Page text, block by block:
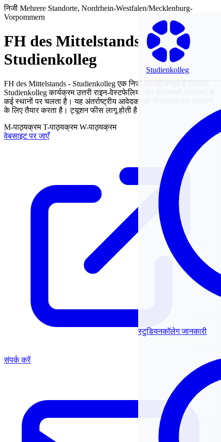
Studienkolleg
स्टुडियनकॉलेग जानकारी
निजी Mehrere Standorte, Nordrhein-Westfalen/Mecklenburg-
Vorpommern
FH des Mittelstands -
Studienkolleg
FH des Mittelstands - Studienkolleg एक निजी फ़ाखहोकशूले है जिसका
Studienkolleg कार्यक्रम उत्तरी राइन-वेस्टफेलिया और मेक्लेनबर्ग-वोरपोमर्न में
कई स्थानों पर चलता है। यह अंतर्राष्ट्रीय आवेदकों को विश्वविद्यालय अध्ययन
के लिए तैयार करता है। ट्यूशन फीस लागू होती है।
M-पाठ्यक्रमT-पाठ्यक्रमW-पाठ्यक्रम
वेबसाइट पर जाएँ
संपर्क करें